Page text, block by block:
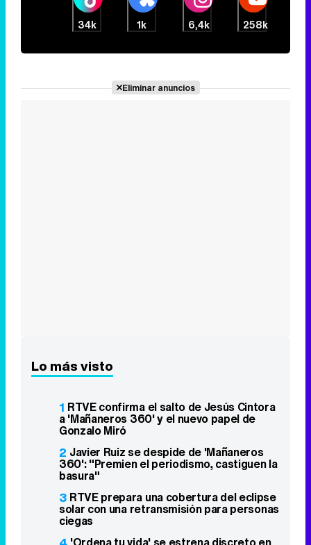
Eliminar anuncios
2Javier Ruiz se despide de 'Mañaneros
basura"
3 RTVE prepara una cobertura del eclipse
solar con una retransmisión para personas
ciegas
4 'Ordena tu vida' se estrena discreto en
La 1 y no puede con "Padre no hay más
que uno"
5 Mario Cimarro pide trabajo pero rechaza
los realities: "Necesito trabajar como
actor"